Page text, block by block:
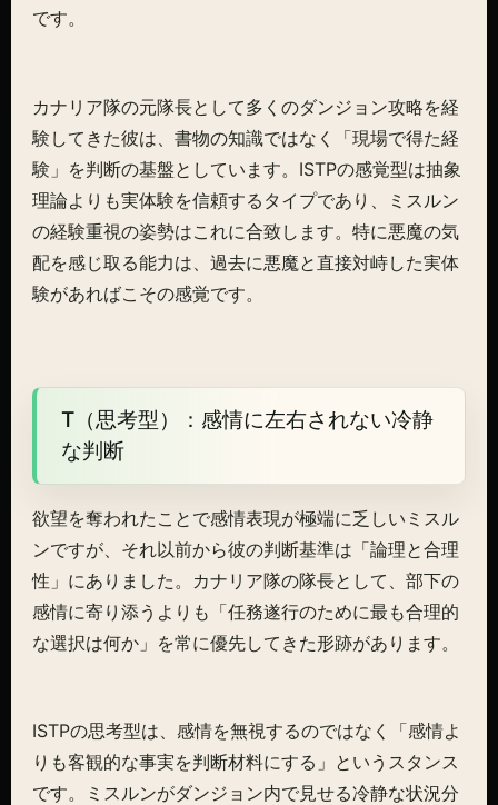
です。
カナリア隊の元隊長として多くのダンジョン攻略を経
験してきた彼は、書物の知識ではなく「現場で得た経
験」を判断の基盤としています。ISTPの感覚型は抽象
理論よりも実体験を信頼するタイプであり、ミスルン
の経験重視の姿勢はこれに合致します。特に悪魔の気
配を感じ取る能力は、過去に悪魔と直接対峙した実体
験があればこその感覚です。
T（思考型）：感情に左右されない冷静
な判断
欲望を奪われたことで感情表現が極端に乏しいミスル
ンですが、それ以前から彼の判断基準は「論理と合理
性」にありました。カナリア隊の隊長として、部下の
感情に寄り添うよりも「任務遂行のために最も合理的
な選択は何か」を常に優先してきた形跡があります。
ISTPの思考型は、感情を無視するのではなく「感情よ
りも客観的な事実を判断材料にする」というスタンス
です。ミスルンがダンジョン内で見せる冷静な状況分